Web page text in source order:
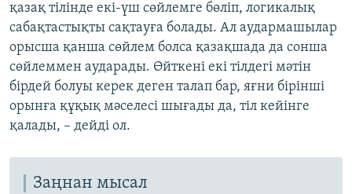
қазақ тілінде екі-үш сөйлемге бөліп, логикалық
сабақтастықты сақтауға болады. Ал аудармашылар
орысша қанша сөйлем болса қазақшада да сонша
сөйлеммен аударады. Өйткені екі тілдегі мәтін
бірдей болуы керек деген талап бар, яғни бірінші
орынға құқық мәселесі шығады да, тіл кейінге
қалады, – дейді ол.
Заңнан мысал